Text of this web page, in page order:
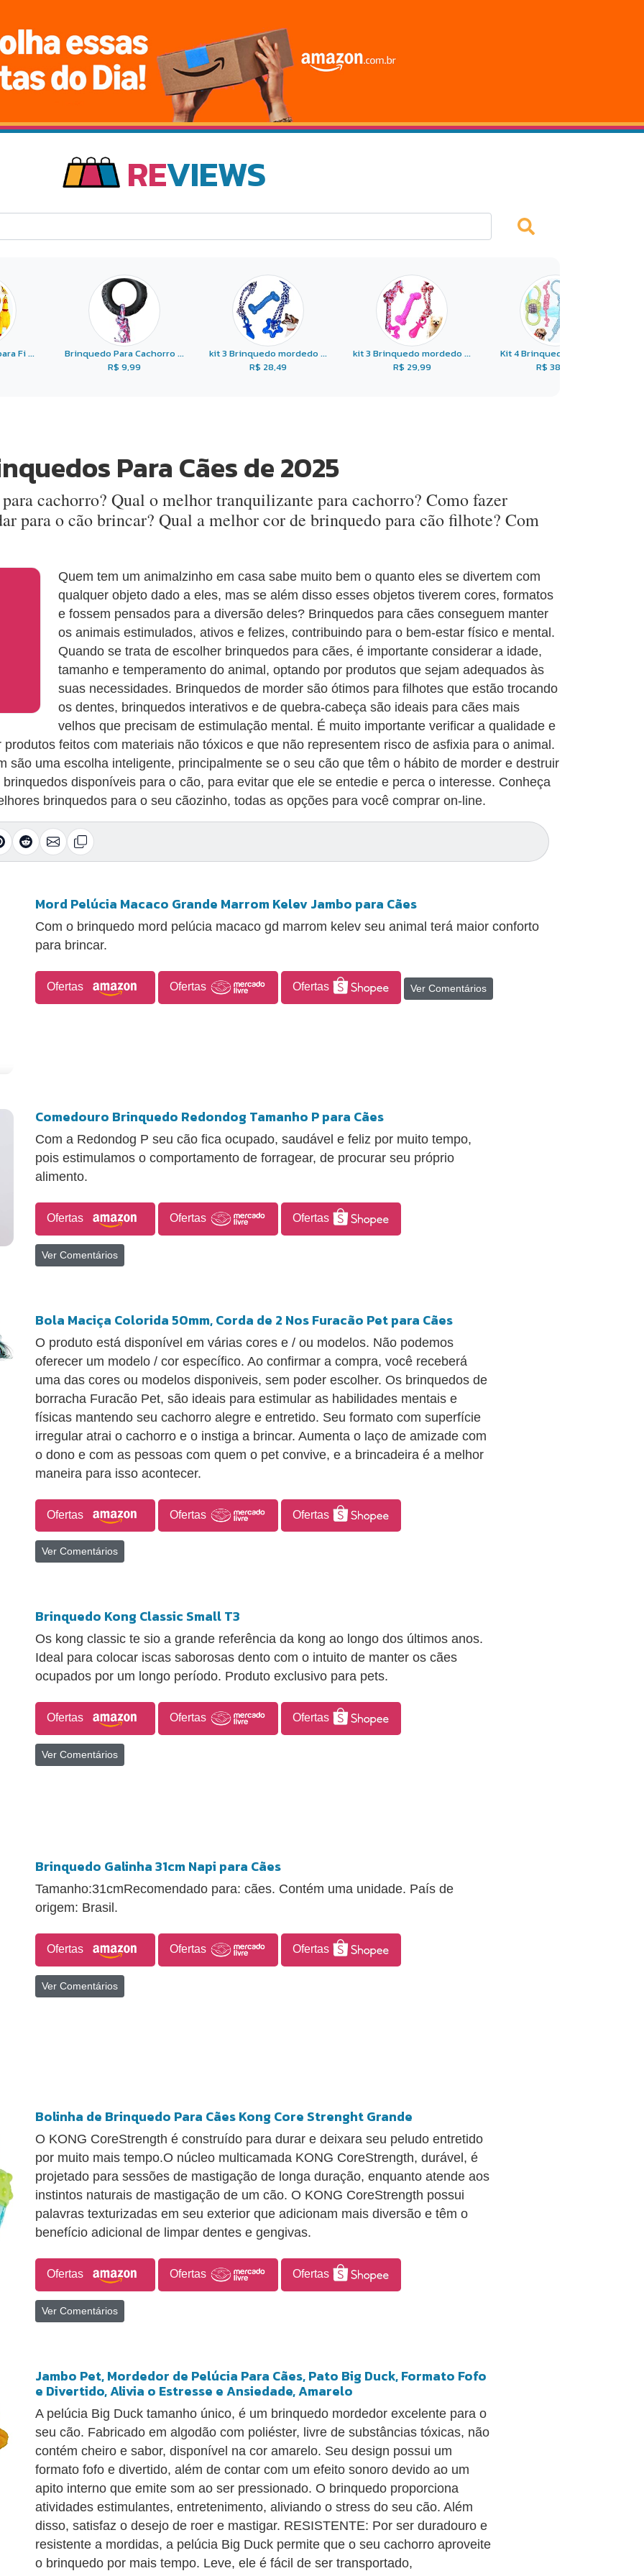
REVIEWS
Fi ...
Brinquedo Para Cachorro ...
R$ 9,99
kit 3 Brinquedo mordedo ...
R$ 28,49
kit 3 Brinquedo mordedo ...
R$ 29,99
Kit 4 Brinquedo Pet Cor ...
R$ 38,90
Para Cães de 2025
cachorro? Qual o melhor tranquilizante para cachorro? Como fazer
para o cão brincar? Qual a melhor cor de brinquedo para cão filhote? Com
Quem tem um animalzinho em casa sabe muito bem o quanto eles se divertem com
qualquer objeto dado a eles, mas se além disso esses objetos tiverem cores, formatos
e fossem pensados para a diversão deles? Brinquedos para cães conseguem manter
os animais estimulados, ativos e felizes, contribuindo para o bem-estar físico e mental.
Quando se trata de escolher brinquedos para cães, é importante considerar a idade,
tamanho e temperamento do animal, optando por produtos que sejam adequados às
suas necessidades. Brinquedos de morder são ótimos para filhotes que estão trocando
os dentes, brinquedos interativos e de quebra-cabeça são ideais para cães mais
velhos que precisam de estimulação mental. É muito importante verificar a qualidade e
feitos com materiais não tóxicos e que não representem risco de asfixia para o animal.
são uma escolha inteligente, principalmente se o seu cão que têm o hábito de morder e destruir
disponíveis para o cão, para evitar que ele se entedie e perca o interesse. Conheça
brinquedos para o seu cãozinho, todas as opções para você comprar on-line.
Mord Pelúcia Macaco Grande Marrom Kelev Jambo para Cães
Com o brinquedo mord pelúcia macaco gd marrom kelev seu animal terá maior conforto
para brincar.
Ofertas Ofertas Ofertas Ver Comentários
Comedouro Brinquedo Redondog Tamanho P para Cães
Com a Redondog P seu cão fica ocupado, saudável e feliz por muito tempo,
pois estimulamos o comportamento de forragear, de procurar seu próprio
alimento.
Ofertas Ofertas Ofertas
Ver Comentários
Bola Maciça Colorida 50mm, Corda de 2 Nos Furacão Pet para Cães
O produto está disponível em várias cores e / ou modelos. Não podemos
oferecer um modelo / cor específico. Ao confirmar a compra, você receberá
uma das cores ou modelos disponiveis, sem poder escolher. Os brinquedos de
borracha Furacão Pet, são ideais para estimular as habilidades mentais e
físicas mantendo seu cachorro alegre e entretido. Seu formato com superfície
irregular atrai o cachorro e o instiga a brincar. Aumenta o laço de amizade com
o dono e com as pessoas com quem o pet convive, e a brincadeira é a melhor
maneira para isso acontecer.
Ofertas Ofertas Ofertas
Ver Comentários
Brinquedo Kong Classic Small T3
Os kong classic te sio a grande referência da kong ao longo dos últimos anos.
Ideal para colocar iscas saborosas dento com o intuito de manter os cães
ocupados por um longo período. Produto exclusivo para pets.
Ofertas Ofertas Ofertas
Ver Comentários
Brinquedo Galinha 31cm Napi para Cães
Tamanho:31cmRecomendado para: cães. Contém uma unidade. País de
origem: Brasil.
Ofertas Ofertas Ofertas
Ver Comentários
Bolinha de Brinquedo Para Cães Kong Core Strenght Grande
O KONG CoreStrength é construído para durar e deixara seu peludo entretido
por muito mais tempo.O núcleo multicamada KONG CoreStrength, durável, é
projetado para sessões de mastigação de longa duração, enquanto atende aos
instintos naturais de mastigação de um cão. O KONG CoreStrength possui
palavras texturizadas em seu exterior que adicionam mais diversão e têm o
benefício adicional de limpar dentes e gengivas.
Ofertas Ofertas Ofertas
Ver Comentários
Jambo Pet, Mordedor de Pelúcia Para Cães, Pato Big Duck, Formato Fofo
e Divertido, Alivia o Estresse e Ansiedade, Amarelo
A pelúcia Big Duck tamanho único, é um brinquedo mordedor excelente para o
seu cão. Fabricado em algodão com poliéster, livre de substâncias tóxicas, não
contém cheiro e sabor, disponível na cor amarelo. Seu design possui um
formato fofo e divertido, além de contar com um efeito sonoro devido ao um
apito interno que emite som ao ser pressionado. O brinquedo proporciona
atividades estimulantes, entretenimento, aliviando o stress do seu cão. Além
disso, satisfaz o desejo de roer e mastigar. RESISTENTE: Por ser duradouro e
resistente a mordidas, a pelúcia Big Duck permite que o seu cachorro aproveite
o brinquedo por mais tempo. Leve, ele é fácil de ser transportado,